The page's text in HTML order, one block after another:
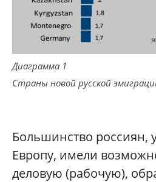
Диаграмма 1
Страны новой русской
Большинство россиян,
Европу, имели
деловую (рабочую),